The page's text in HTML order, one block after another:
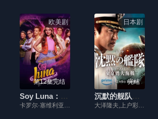
欧美剧
第12集完结
Soy Luna：让我们再次出发
卡罗尔·塞维利亚,鲁杰罗·帕斯夸雷利,迈克尔·朗达
日本剧
完结
沉默的舰队第一季：东京湾大海战
大泽隆夫,上户彩,玉木宏,中山裕介,中村伦也,中村苍,松冈广大,前原滉,水川麻美,田中要次,田口浩正,桥爪功,冈本多绪,手塚通,酒向芳,笹野高史,夏川结衣,江口洋介